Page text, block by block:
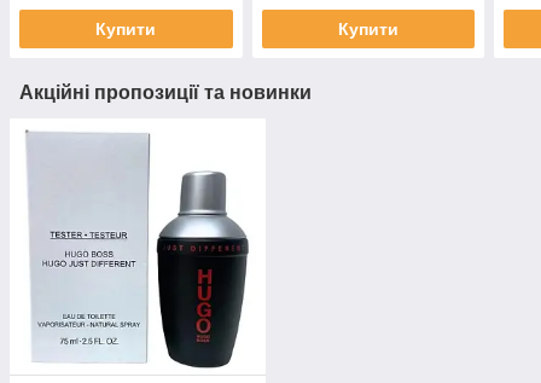
Купити Купити
Акційні пропозиції та новинки